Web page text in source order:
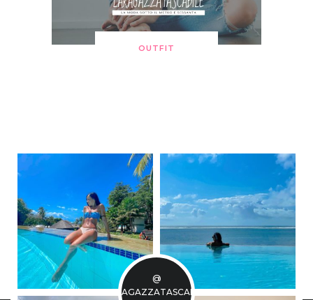
OUTFIT
@
LARAGAZZATASCABILE